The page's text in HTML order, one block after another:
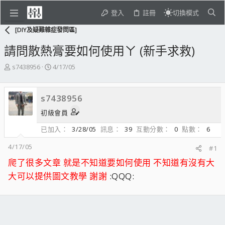
登入 註冊 切換模式
[DIY及疑難雜症發問區]
請問散熱膏要如何使用ㄚ (新手求救)
主
發
起
人
s7438956
開
日
期
4/17/05
s7438956
初級會員
已加入
3/28/05 訊息 39 互動分數 0 點數
6
4/17/05
#1
爬了很多文章 就是不知道要如何使用 不知道有沒有大
大可以提供圖文教學 謝謝 :QQQ: